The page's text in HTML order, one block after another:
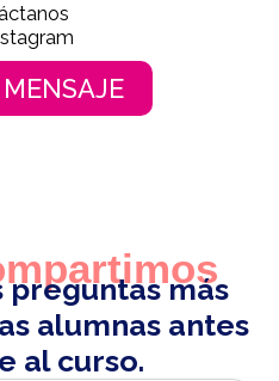
preguntas más
alumnas antes
al curso.